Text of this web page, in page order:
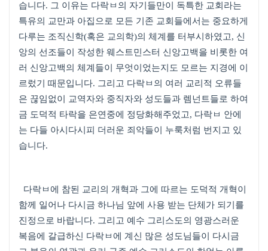
습니다. 그 이유는 다락ㅂ의 자기들만이 독특한 교회라는
특유의 교만과 아집으로 모든 기존 교회들에서는 중요하게
다루는 조직신학(혹은 교의학)의 체계를 터부시하였고, 신
앙의 선조들이 작성한 웨스트민스터 신앙고백을 비롯한 여
러 신앙고백의 체계들이 무엇이었는지도 모르는 지경에 이
르렀기 때문입니다. 그리고 다락ㅂ의 여러 교리적 오류들
은 끊임없이 교역자와 중직자와 성도들과 렘넌트들로 하여
금 도덕적 타락을 은연중에 정당화해주었고, 다락ㅂ 안에
는 다들 아시다시피 더러운 죄악들이 누룩처럼 번지고 있
습니다.
다락ㅂ에 참된 교리의 개혁과 그에 따르는 도덕적 개혁이
함께 일어나 다시금 하나님 앞에 사용 받는 단체가 되기를
진정으로 바랍니다. 그리고 예수 그리스도의 영광스러운
복음에 갈급하신 다락ㅂ에 계신 많은 성도님들이 다시금